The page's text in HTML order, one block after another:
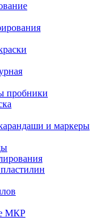
пробники
и маркеры
МКР